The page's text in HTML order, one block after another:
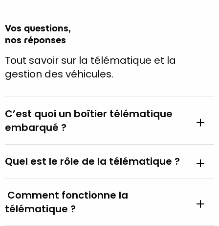
Vos questions,
nos réponses
Tout savoir sur la télématique et la
gestion des véhicules.
C’est quoi un boîtier télématique
embarqué ?
Quel est le rôle de la télématique ?
Comment fonctionne la
télématique ?